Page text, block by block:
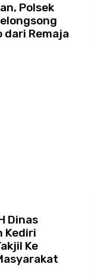
Polsek
Remaja
Dinas
Kediri
Ke